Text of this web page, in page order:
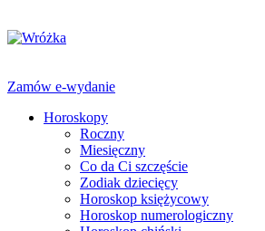
Zamów e-wydanie
Horoskopy
Roczny
Miesięczny
Co da Ci szczęście
Zodiak dziecięcy
Horoskop księżycowy
Horoskop numerologiczny